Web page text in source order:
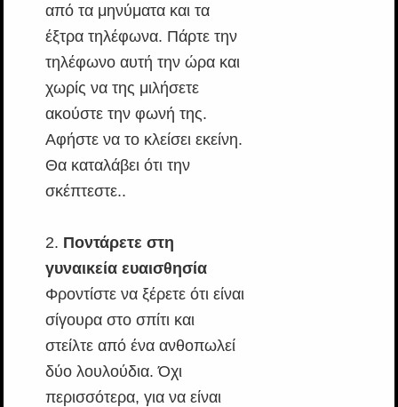
από τα μηνύματα και τα
έξτρα τηλέφωνα. Πάρτε την
τηλέφωνο αυτή την ώρα και
χωρίς να της μιλήσετε
ακούστε την φωνή της.
Αφήστε να το κλείσει εκείνη.
Θα καταλάβει ότι την
σκέπτεστε..
2. Ποντάρετε στη
γυναικεία ευαισθησία
Φροντίστε να ξέρετε ότι είναι
σίγουρα στο σπίτι και
στείλτε από ένα ανθοπωλεί
δύο λουλούδια. Όχι
περισσότερα, για να είναι